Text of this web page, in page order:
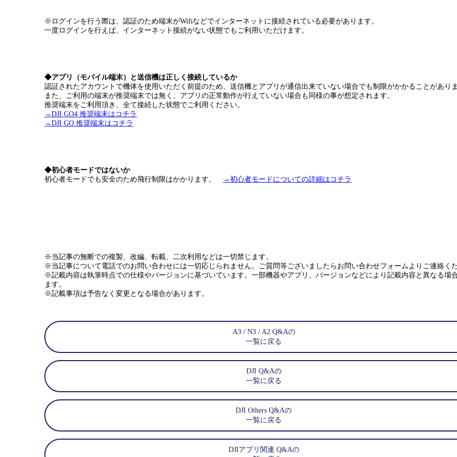
※ログインを行う際は、認証のため端末がWifiなどでインターネットに接続されている必要があります。
一度ログインを行えば、インターネット接続がない状態でもご利用いただけます。
◆アプリ（モバイル端末）と送信機は正しく接続しているか
認証されたアカウントで機体を使用いただく前提のため、送信機とアプリが通信出来ていない場合でも制限がかかることがあり
また、ご利用の端末が推奨端末では無く、アプリの正常動作が行えていない場合も同様の事が想定されます。
推奨端末をご利用頂き、全て接続した状態でご利用ください。
→DJI GO4 推奨端末はコチラ
→DJI GO 推奨端末はコチラ
◆初心者モードではないか
初心者モードでも安全のため飛行制限はかかります。
→初心者モードについての詳細はコチラ
※当記事の無断での複製、改編、転載、二次利用などは一切禁じます。
※当記事について電話でのお問い合わせには一切応じられません。ご質問等ございましたらお問い合わせフォームよりご連絡く
※記載内容は執筆時点での仕様やバージョンに基づいています。一部機器やアプリ、バージョンなどにより記載内容と異なる場
ます。
※記載事項は予告なく変更となる場合があります。
A3 / N3 / A2 Q&Aの
一覧に戻る
DJI Q&Aの
一覧に戻る
DJI Others Q&Aの
一覧に戻る
DJIアプリ関連 Q&Aの